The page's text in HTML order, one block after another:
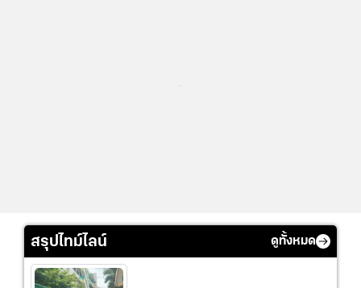
สรุปไทม์ไลน์ ดูทั้งหมด